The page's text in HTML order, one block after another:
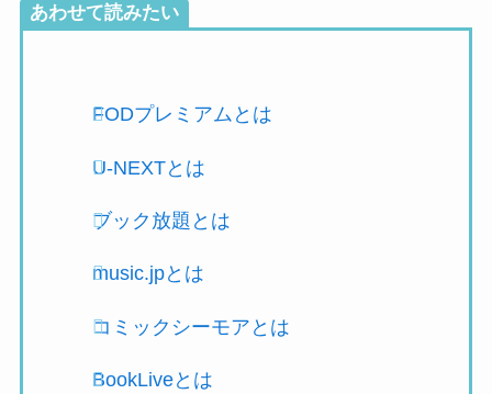
あわせて読みたい
FODプレミアムとは
U-NEXTとは
ブック放題とは
music.jpとは
コミックシーモアとは
BookLiveとは